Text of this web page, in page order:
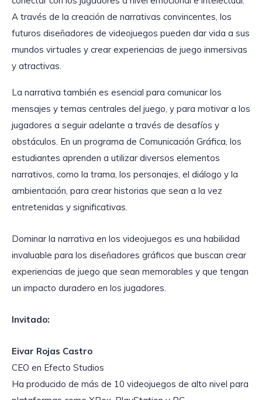
A través de la creación de narrativas convincentes, los
futuros diseñadores de videojuegos pueden dar vida a sus
mundos virtuales y crear experiencias de juego inmersivas
y atractivas.
La narrativa también es esencial para comunicar los
mensajes y temas centrales del juego, y para motivar a los
jugadores a seguir adelante a través de desafíos y
obstáculos. En un programa de Comunicación Gráfica, los
estudiantes aprenden a utilizar diversos elementos
narrativos, como la trama, los personajes, el diálogo y la
ambientación, para crear historias que sean a la vez
entretenidas y significativas.
Dominar la narrativa en los videojuegos es una habilidad
invaluable para los diseñadores gráficos que buscan crear
experiencias de juego que sean memorables y que tengan
un impacto duradero en los jugadores.
Invitado:
Eivar Rojas Castro
CEO en Efecto Studios
Ha producido de más de 10 videojuegos de alto nivel para